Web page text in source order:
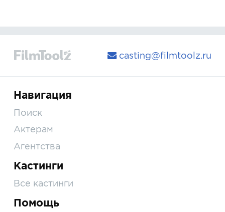
casting@filmtoolz.ru
Навигация
Поиск
Актерам
Агентства
Кастинги
Все кастинги
Помощь